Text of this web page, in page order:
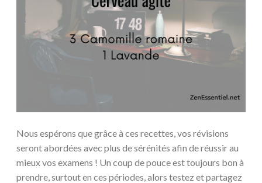
Nous espérons que grâce à ces recettes, vos révisions
seront abordées avec plus de sérénités afin de réussir au
mieux vos examens ! Un coup de pouce est toujours bon à
prendre, surtout en ces périodes, alors testez et partagez